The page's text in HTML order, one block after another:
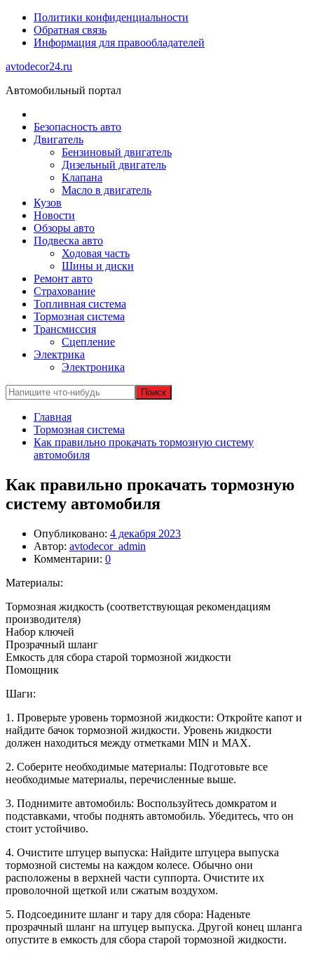
Политики конфиденциальности
Обратная связь
Информация для правообладателей
avtodecor24.ru
Автомобильный портал
Безопасность авто
Двигатель
Бензиновый двигатель
Дизельный двигатель
Клапана
Масло в двигатель
Кузов
Новости
Обзоры авто
Подвеска авто
Ходовая часть
Шины и диски
Ремонт авто
Страхование
Топливная система
Тормозная система
Трансмиссия
Сцепление
Электрика
Электроника
Главная
Тормозная система
Как правильно прокачать тормозную систему
автомобиля
Как правильно прокачать тормозную
систему автомобиля
Опубликовано: 4 декабря 2023
Автор: avtodecor_admin
Комментарии: 0
Материалы:
Тормозная жидкость (соответствующая рекомендациям
производителя)
Набор ключей
Прозрачный шланг
Емкость для сбора старой тормозной жидкости
Помощник
Шаги:
1. Проверьте уровень тормозной жидкости: Откройте капот и
найдите бачок тормозной жидкости. Уровень жидкости
должен находиться между отметками MIN и MAX.
2. Соберите необходимые материалы: Подготовьте все
необходимые материалы, перечисленные выше.
3. Поднимите автомобиль: Воспользуйтесь домкратом и
подставками, чтобы поднять автомобиль. Убедитесь, что он
стоит устойчиво.
4. Очистите штуцер выпуска: Найдите штуцера выпуска
тормозной системы на каждом колесе. Обычно они
расположены в верхней части суппорта. Очистите их
проволочной щеткой или сжатым воздухом.
5. Подсоедините шланг и тару для сбора: Наденьте
прозрачный шланг на штуцер выпуска. Другой конец шланга
опустите в емкость для сбора старой тормозной жидкости.